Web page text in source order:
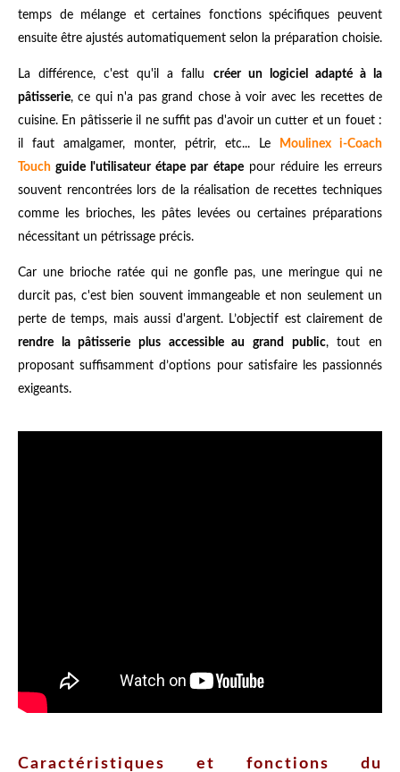
temps de mélange et certaines fonctions spécifiques peuvent
ensuite être ajustés automatiquement selon la préparation choisie.
La différence, c'est qu'il a fallu créer un logiciel adapté à la
pâtisserie, ce qui n'a pas grand chose à voir avec les recettes de
cuisine. En pâtisserie il ne suffit pas d'avoir un cutter et un fouet :
il faut amalgamer, monter, pétrir, etc... Le
Moulinex i-Coach
Touch guide l'utilisateur étape par étapepour réduire les erreurs
souvent rencontrées lors de la réalisation de recettes techniques
comme les brioches, les pâtes levées ou certaines préparations
nécessitant un pétrissage précis.
Car une brioche ratée qui ne gonfle pas, une meringue qui ne
durcit pas, c'est bien souvent immangeable et non seulement un
perte de temps, mais aussi d'argent. L’objectif est clairement de
rendre la pâtisserie plus accessible au grand public, tout en
proposant suffisamment d’options pour satisfaire les passionnés
exigeants.
Caractéristiques et fonctions du